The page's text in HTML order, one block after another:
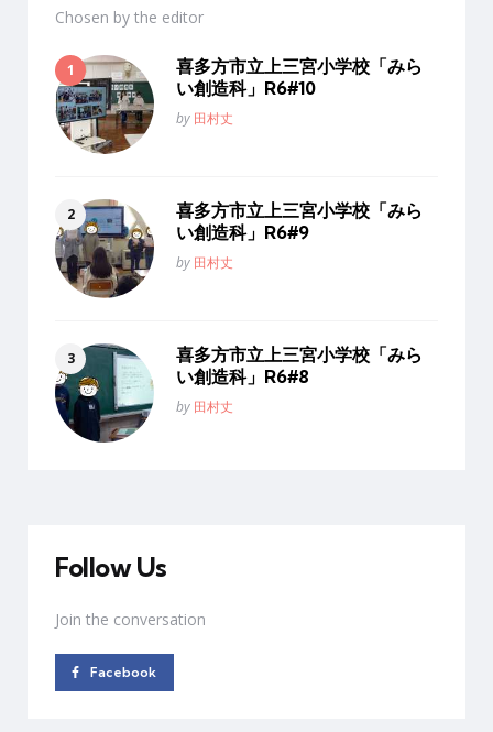
Chosen by the editor
喜多方市立上三宮小学校「みら
い創造科」R6#10
Posted
by 田村丈
喜多方市立上三宮小学校「みら
い創造科」R6#9
Posted
by 田村丈
喜多方市立上三宮小学校「みら
い創造科」R6#8
Posted
by 田村丈
Follow Us
Join the conversation
Facebook